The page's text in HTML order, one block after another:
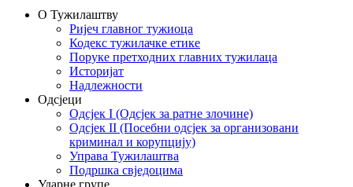
О Тужилаштву
Ријеч главног тужиоца
Кодекс тужилачке етике
Поруке претходних главних тужилаца
Историјат
Надлежности
Одсјеци
Одсјек I (Одсјек за ратне злочине)
Одсјек II (Посебни одсјек за организовани
криминал и корупцију)
Управа Тужилаштва
Подршка свједоцима